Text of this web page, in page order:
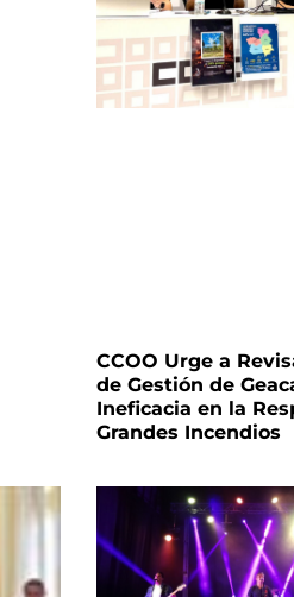
CCOO Urge a
de Gestión de
Ineficacia en la
Grandes Incendios